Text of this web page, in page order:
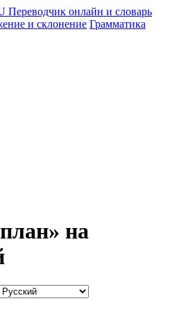
и склонение Грамматика
на